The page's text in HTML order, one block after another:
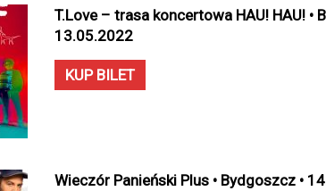
T.Love – trasa koncertowa HAU! HAU! •
13.05.2022
KUP BILET
Wieczór Panieński Plus • Bydgoszcz •